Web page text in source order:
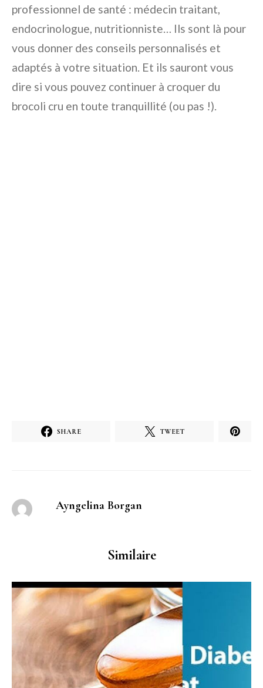
professionnel de santé : médecin traitant,
endocrinologue, nutritionniste… Ils sont là pour
vous donner des conseils personnalisés et
adaptés à votre situation. Et ils sauront vous
dire si vous pouvez continuer à croquer du
brocoli cru en toute tranquillité (ou pas !).
SHARE TWEET
Ayngelina Borgan
Similaire